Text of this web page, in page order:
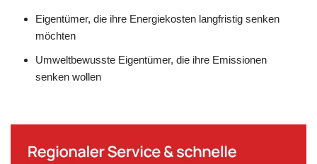
Eigentümer, die ihre Energiekosten langfristig senken
möchten
Umweltbewusste Eigentümer, die ihre Emissionen
senken wollen